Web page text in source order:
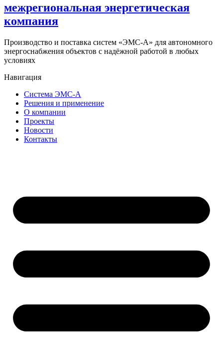
межрегиональная энергетическая
компания
Производство и поставка систем «ЭМС-А» для автономного
энергоснабжения объектов с надёжной работой в любых
условиях
Навигация
Система ЭМС-А
Решения и применение
О компании
Проекты
Новости
Контакты